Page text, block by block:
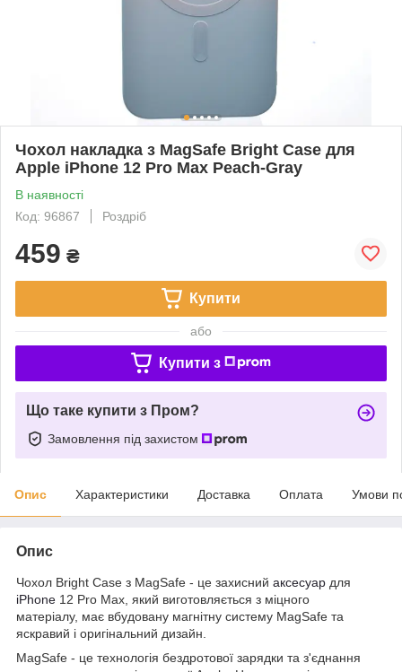
Чохол накладка з MagSafe Bright Case для
Apple iPhone 12 Pro Max Peach-Gray
В наявності
Код: 96867
Роздріб
459 ₴
Купити
або
Купити з
Що таке купити з Пром?
Замовлення під захистом
Опис Характеристики Доставка Оплата Умови
Опис
Чохол Bright Case з MagSafe - це захисний аксесуар для
iPhone 12 Pro Max, який виготовляється з міцного
матеріалу, має вбудовану магнітну систему MagSafe та
яскравий і оригінальний дизайн.
MagSafe - це технологія бездротової зарядки та з'єднання